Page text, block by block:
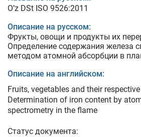
O’z DSt ISO 9526:2011
Описание на русском:
Фрукты, овощи и продукты их
Определение содержания железа
методом атомной абсорбции в
Описание на английском:
Fruits, vegetables and their
Determination of iron content by
spectrometry in the flame
Статус документа: